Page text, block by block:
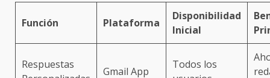
Función Plataforma
Disponibilidad
Inicial
Respuestas
Gmail App
Todos los